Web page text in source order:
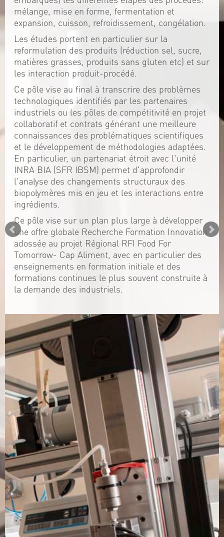
mélange, mise en forme, fermentation et
expansion, cuisson, refroidissement, congélation.
Les études portent en particulier sur la
reformulation des produits (réduction sel, sucre,
matières grasses, produits sans gluten etc) et sur
les interaction produit-procédé.
Ce pôle vise au final à transcrire des problèmes
technologiques identifiés par les partenaires
industriels ou les pôles de compétitivité en projet
collaboratif et contrats générant une meilleure
connaissances des problématiques scientifiques
et le développement de méthodologies adaptées.
En particulier, un partenariat étroit avec l'unité
INRA BIA (SFR IBSM) permet d'approfondir
l'analyse des changements structuraux des
biopolymères mis en jeu et les interactions entre
ingrédients.
Ce pôle vise sur un plan plus large à développer
une offre globale Recherche Formation Innovation
adossée au projet Régional RFI Food For
Tomorrow- Cap Aliment, avec en particulier des
enseignements en formation initiale et des
formations continues le plus souvent construite à
la demande des industriels.